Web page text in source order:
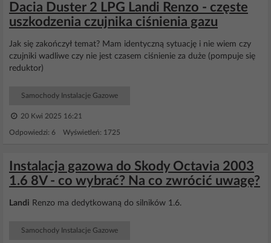
Dacia Duster 2 LPG Landi Renzo - częste
uszkodzenia czujnika ciśnienia gazu
Jak się zakończył temat? Mam identyczną sytuację i nie wiem czy
czujniki wadliwe czy nie jest czasem ciśnienie za duże (pompuje się
reduktor)
Samochody Instalacje Gazowe
20 Kwi 2025 16:21
Odpowiedzi: 6 Wyświetleń: 1725
Instalacja gazowa do Skody Octavia 2003
1.6 8V - co wybrać? Na co zwrócić uwagę?
Landi Renzo ma dedytkowaną do silników 1.6.
Samochody Instalacje Gazowe